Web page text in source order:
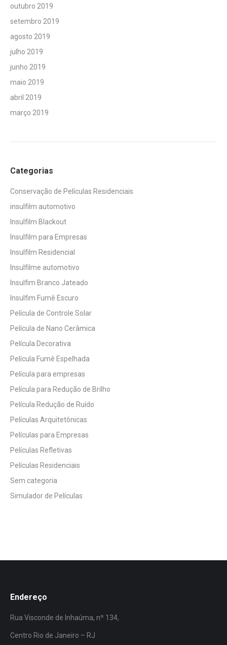
outubro 2019
setembro 2019
agosto 2019
julho 2019
junho 2019
maio 2019
abril 2019
março 2019
Categorias
Conservação de Películas Residenciais
insulfilm automotivo
Insulfilm Blackout
Insulfilm para Empresas
Insulfilm Residencial
Insulfilme automotivo
Insulfim Branco Jateado
Insulfim Fumê Escuro
Película de Controle Solar
Película de Nano Cerâmica
Película Decorativa
Película Fumê Espelhada
Película para empresas
Película para Redução de Brilho
Película Redução de Ruído
Películas Arquitetônicas
Películas para Empresas
Películas Refletivas
Películas Residenciais
Sem categoria
Simulador de Películas
Endereço
Rua Visconde de Inhaúma, nº 134,
Centro Rio de Janeiro – RJ